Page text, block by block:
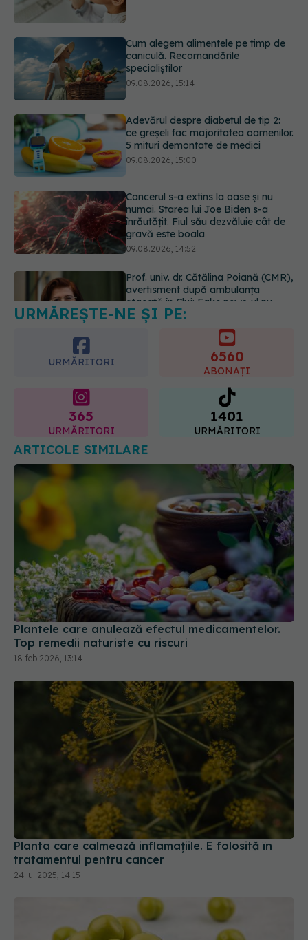
Adevărul despre diabetul de tip 2:
ce greșeli fac majoritatea oamenilor.
5 mituri demontate de medici
Cancerul s-a extins la oase și nu
numai. Starea lui Joe Biden s-a
înrăutățit. Fiul său dezvăluie cât de
Prof. univ. dr. Cătălina Poiană (CMR),
avertisment după ambulanța
atacată în Cluj: Fake news-ul nu
este inofensiv
Greșeala periculoasă făcută de
bolnavii de rinichi în timpul caniculei
09.08.2026, 16:00
URMĂREȘTE-NE ȘI PE:
URMĂRITORI 6560
ABONAȚI
365
URMĂRITORI
1401
URMĂRITORI
ARTICOLE SIMILARE
Plantele care anulează efectul medicamentelor.
Top remedii naturiste cu riscuri
18 feb 2026, 13:14
Planta care calmează inflamațiile. E folosită în
tratamentul pentru cancer
24 iul 2025, 14:15